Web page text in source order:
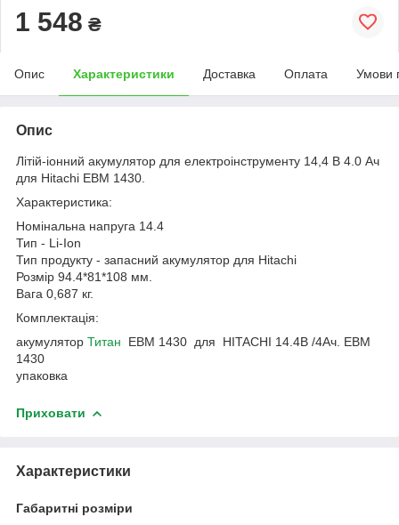
1 548 ₴
Опис Характеристики Доставка Оплата Умови
Опис
Літій-іонний акумулятор для електроінструменту 14,4 В 4.0 Ач
для Hitachi EBM 1430.
Характеристика:
Номінальна напруга 14.4
Тип - Li-Ion
Тип продукту - запасний акумулятор для Hitachi
Розмір 94.4*81*108 мм.
Вага 0,687 кг.
Комплектація:
акумулятор Титан EBM 1430 для HITACHI 14.4В /4Ач. EBM
1430
упаковка
Приховати
Характеристики
Габаритні розміри